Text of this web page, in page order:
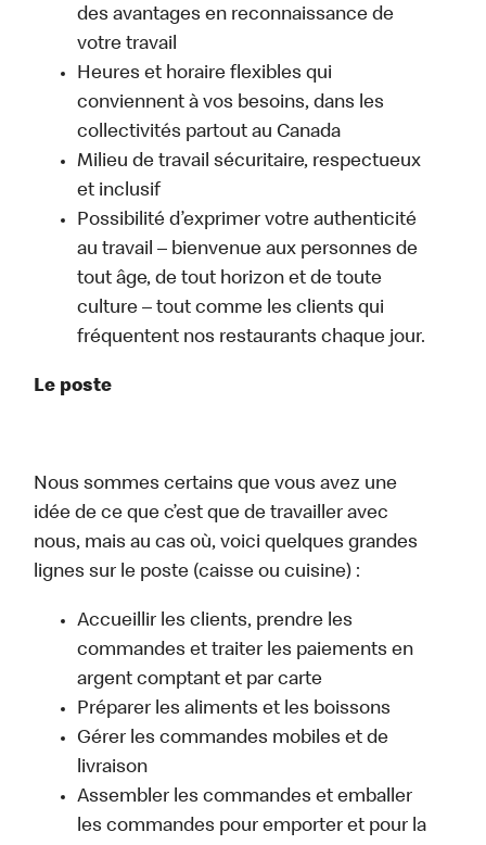
des avantages en reconnaissance de
votre travail
Heures et horaire flexibles qui
conviennent à vos besoins, dans les
collectivités partout au Canada
Milieu de travail sécuritaire, respectueux
et inclusif
Possibilité d’exprimer votre authenticité
au travail – bienvenue aux personnes de
tout âge, de tout horizon et de toute
culture – tout comme les clients qui
fréquentent nos restaurants chaque jour.
Le poste
Nous sommes certains que vous avez une
idée de ce que c’est que de travailler avec
nous, mais au cas où, voici quelques grandes
lignes sur le poste (caisse ou cuisine) :
Accueillir les clients, prendre les
commandes et traiter les paiements en
argent comptant et par carte
Préparer les aliments et les boissons
Gérer les commandes mobiles et de
livraison
Assembler les commandes et emballer
les commandes pour emporter et pour la